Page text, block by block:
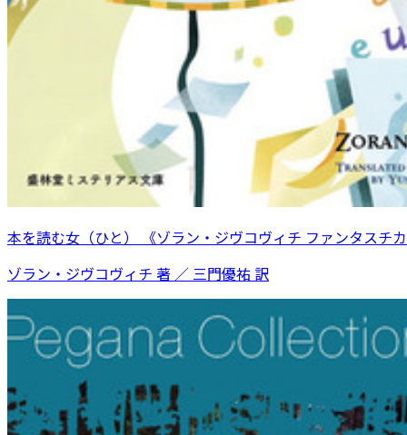
本を読む女（ひと） 《ゾラン・ジヴコヴィチ ファンタスチ
ゾラン・ジヴコヴィチ 著 ／ 三門優祐 訳